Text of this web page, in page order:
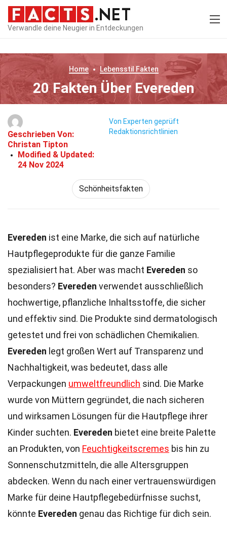
Verwandle deine Neugier in Entdeckungen
Home Lebensstil Fakten
20 Fakten Über Evereden
Geschrieben Von:
Christan Tipton
Modified & Updated:
24 Nov 2024
Von Experten geprüft
Redaktionsrichtlinien
Schönheitsfakten
Evereden ist eine Marke, die sich auf natürliche
Hautpflegeprodukte für die ganze Familie
spezialisiert hat. Aber was macht Evereden so
besonders? Evereden verwendet ausschließlich
hochwertige, pflanzliche Inhaltsstoffe, die sicher
und effektiv sind. Die Produkte sind dermatologisch
getestet und frei von schädlichen Chemikalien.
Evereden legt großen Wert auf Transparenz und
Nachhaltigkeit, was bedeutet, dass alle
Verpackungen umweltfreundlich sind. Die Marke
wurde von Müttern gegründet, die nach sicheren
und wirksamen Lösungen für die Hautpflege ihrer
Kinder suchten. Evereden bietet eine breite Palette
an Produkten, von Feuchtigkeitscremes bis hin zu
Sonnenschutzmitteln, die alle Altersgruppen
abdecken. Wenn du nach einer vertrauenswürdigen
Marke für deine Hautpflegebedürfnisse suchst,
könnte Evereden genau das Richtige für dich sein.